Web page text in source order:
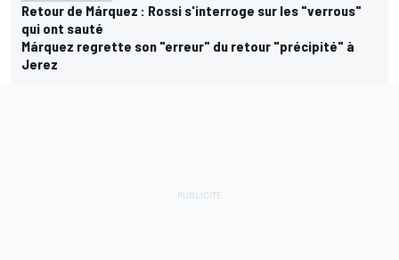
Retour de Márquez : Rossi s'interroge sur les "verrous"
qui ont sauté
Márquez regrette son "erreur" du retour "précipité" à
Jerez